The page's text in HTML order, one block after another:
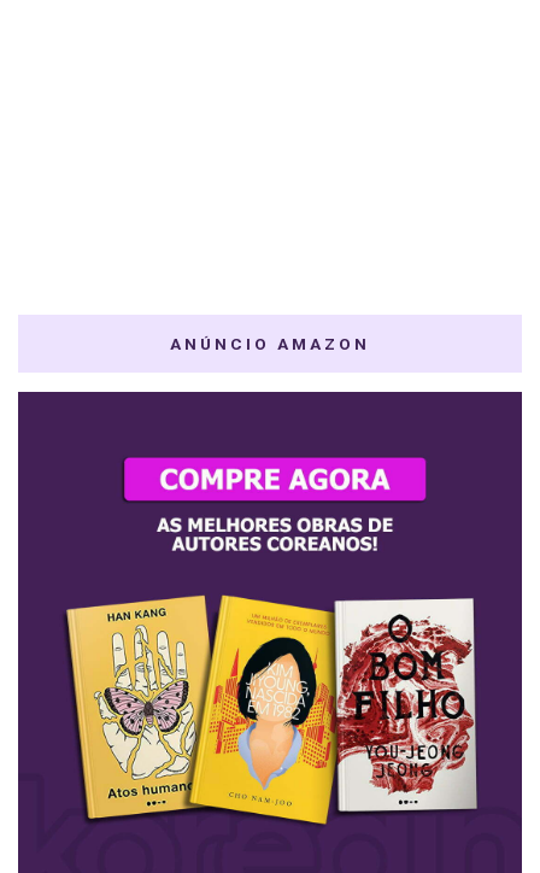
ANÚNCIO AMAZON